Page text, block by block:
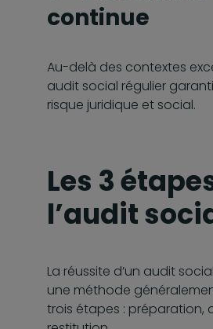
continue
Au-delà des contextes
audit social régulier
risque juridique et social.
Les 3
l’audit
La réussite d’un audit
une méthode
trois étapes : préparation,